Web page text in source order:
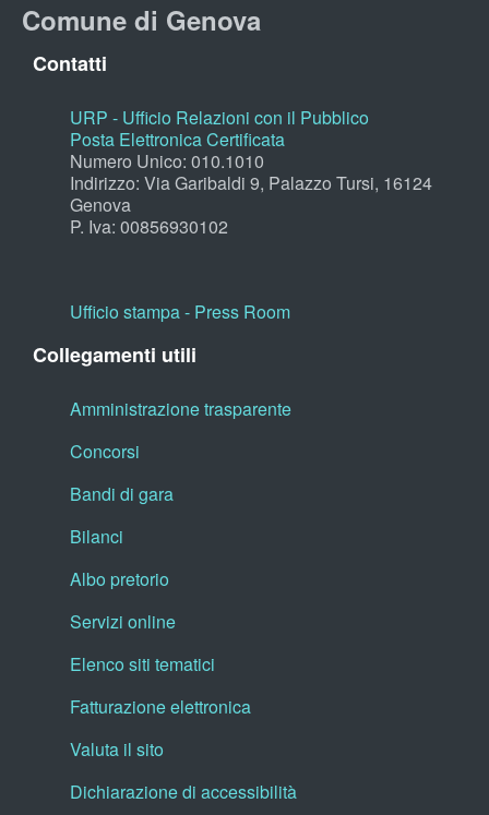
Comune di Genova
Contatti
URP - Ufficio Relazioni con il Pubblico
Posta Elettronica Certificata
Numero Unico: 010.1010
Indirizzo: Via Garibaldi 9, Palazzo Tursi, 16124
Genova
P. Iva: 00856930102
Ufficio stampa - Press Room
Collegamenti utili
Amministrazione trasparente
Concorsi
Bandi di gara
Bilanci
Albo pretorio
Servizi online
Elenco siti tematici
Fatturazione elettronica
Valuta il sito
Dichiarazione di accessibilità